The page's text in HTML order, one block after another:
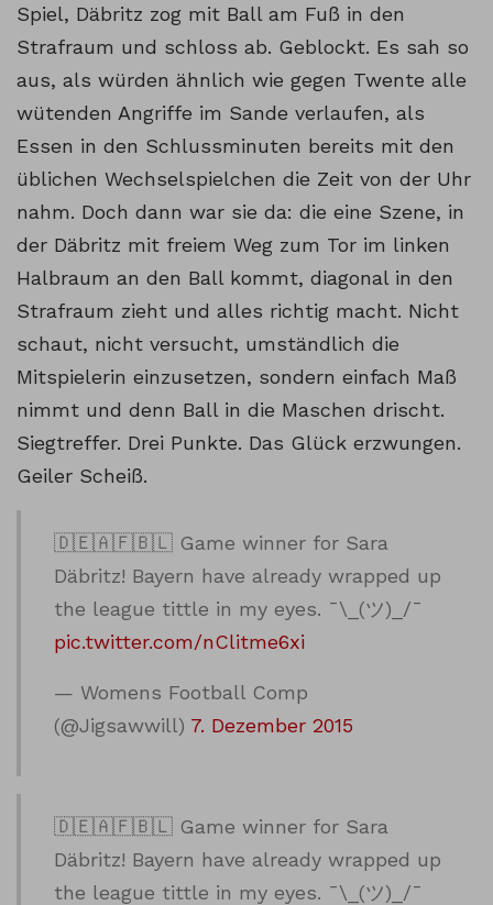
Spiel, Däbritz zog mit Ball am Fuß in den
Strafraum und schloss ab. Geblockt. Es sah so
aus, als würden ähnlich wie gegen Twente alle
wütenden Angriffe im Sande verlaufen, als
Essen in den Schlussminuten bereits mit den
üblichen Wechselspielchen die Zeit von der Uhr
nahm. Doch dann war sie da: die eine Szene, in
der Däbritz mit freiem Weg zum Tor im linken
Halbraum an den Ball kommt, diagonal in den
Strafraum zieht und alles richtig macht. Nicht
schaut, nicht versucht, umständlich die
Mitspielerin einzusetzen, sondern einfach Maß
nimmt und denn Ball in die Maschen drischt.
Siegtreffer. Drei Punkte. Das Glück erzwungen.
Geiler Scheiß.
🇩🇪🇦️🇫️🇧️🇱️ Game winner for Sara
Däbritz! Bayern have already wrapped up
the league tittle in my eyes. ¯\_(ツ)_/¯
pic.twitter.com/nClitme6xi
— Womens Football Comp
(@Jigsawwill) 7. Dezember 2015
🇩🇪🇦️🇫️🇧️🇱️ Game winner for Sara
Däbritz! Bayern have already wrapped up
the league tittle in my eyes. ¯\_(ツ)_/¯